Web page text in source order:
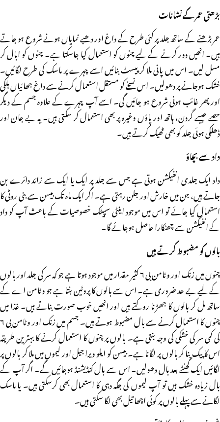
بڑھتی عمر کے نشانات
عمر بڑھنے کے ساتھ جلد پر کئی طرح کے داغ اور دھبے نمایاں ہونے شروع ہو جاتے
ہیں۔ انھیں دور کرنے کے لیے چنوں کو استعمال کیا جاسکتا ہے۔ چنوں کو ابال کر
مسل لیں۔ اس میں پانی ملا کر پیسٹ بنائیں اسے چہرے پر ماسک کی طرح لگائیں۔
خشک ہوجانے پر دھولیں۔ اس نسخے کو مستقل استعمال کرنے سے داغ جھائیاں ہلکی
اور پھر غائب ہونی شروع ہو جائیں گی۔ اسے آپ چہرے کے علاوہ جسم کے دیگر
حصے جیسے گردن، ہاتھ اور پاؤں وغیرہ پر بھی استعمال کر سکتی ہیں۔ یہ بے جان اور
ڈھلکی ہوئی جلد کو بھی ٹھیک کرتے ہیں۔
داد سے بچاؤ
داد ایک جلدی انفیکشن ہوتی ہے جس سے جلد پر ایک یا ایک سے زائد دائرے بن
جاتے ہیں، جن میں خارش اور جلن رہتی ہے۔ اگر ایک ماہ تک بیسن سے بنی روٹی کا
استعمال کیا جائے تو اس میں موجود اینٹی سپیٹک خصوصیات کے باعث آپ کو داد
کے انفیکشن سے چھٹکارا حاصل ہوجائے گا۔
بالوں کو مضبوط کرتے ہیں
چنوں میں زنک اور وٹامن بی ۶ کثیر مقدار میں موجود ہوتا ہے جو کہ سر کی جلد اور بالوں
کے لیے بے حد ضروری ہے۔ اس سے بالوں کا پروٹین بنتا ہے جو وٹامن اے کے
ساتھ مل کر بالوں کا جھڑنا روکتے ہیں اور انھیں خوب صورت بناتے ہیں۔ غذا میں
چنوں کا استعمال کرنے سے بال مضبوط ہوتے ہیں۔ جسم میں زنک اور وٹامن بی ۶
کی کمی سر کی خشکی کی وجہ بنتی ہے۔ بالوں پر چنوں کا استعمال کرنے کا بہترین طریقہ
اس کا پیک بنا کر بالوں پر لگانا ہے۔ بیسن کو ایلو ویرا جیل اور لیموں میں ملا کر بالوں پر
لگائیں ایک گھنٹے بعد بال دھولیں۔ اس سے بال کنڈیشنڈ ہوجائیں گے۔ اگر آپ کے
بال زیادہ خشک ہیں تو آپ لیموں کی جگہ دہی کا استعمال بھی کرسکتی ہیں۔ یا ماسک
لگانے سے پہلے بالوں پر کوئی اچھا تیل بھی لگا سکتی ہیں۔